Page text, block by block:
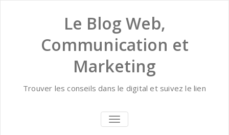
Le Blog Web,
Communication et
Marketing
Trouver les conseils dans le digital et suivez le lien
AFFICHER/MASQUER
LA